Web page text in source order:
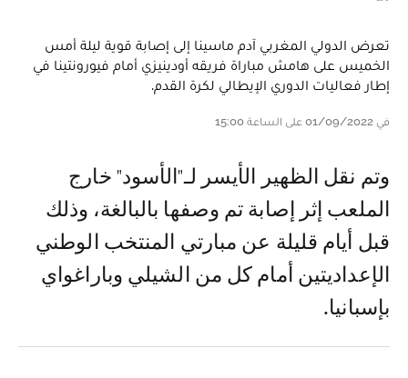
تعرض الدولي المغربي آدم ماسينا إلى إصابة قوية ليلة أمس
الخميس على هامش مباراة فريقه أودينيزي أمام فيورونتينا في
إطار فعاليات الدوري الإيطالي لكرة القدم.
في 01/09/2022 على الساعة 15:00
وتم نقل الظهير الأيسر لـ"الأسود" خارج
الملعب إثر إصابة تم وصفها بالبالغة، وذلك
قبل أيام قليلة عن مبارتي المنتخب الوطني
الإعداديتين أمام كل من الشيلي وباراغواي
بإسبانيا.